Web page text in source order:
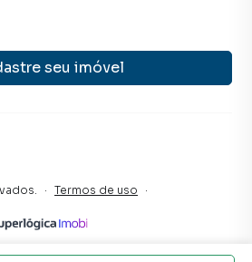
seu imóvel
· Termos de uso ·